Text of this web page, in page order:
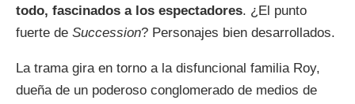
todo, fascinados a los espectadores. ¿El punto
fuerte de Succession? Personajes bien desarrollados.
La trama gira en torno a la disfuncional familia Roy,
dueña de un poderoso conglomerado de medios de